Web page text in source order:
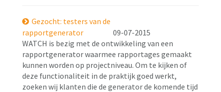
Gezocht: testers van de
rapportgenerator
09-07-2015
WATCH is bezig met de ontwikkeling van een
rapportgenerator waarmee rapportages gemaakt
kunnen worden op projectniveau. Om te kijken of
deze functionaliteit in de praktijk goed werkt,
zoeken wij klanten die de generator de komende tijd